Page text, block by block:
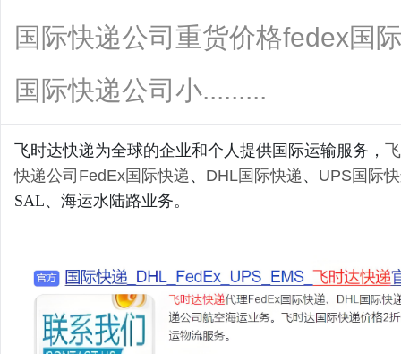
国际快递公司重货价格fedex国
国际快递公司小.........
飞时达快递为全球的企业和个人提供国际运输服务，
快递公司 FedEx国际快递 、 DHL国际快递 、 UPS国际
SAL、海运水陆路业务。